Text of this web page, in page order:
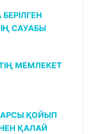
САУАБЫ
МЕМЛЕКЕТ
ҚОЙЫП
ҚАЛАЙ